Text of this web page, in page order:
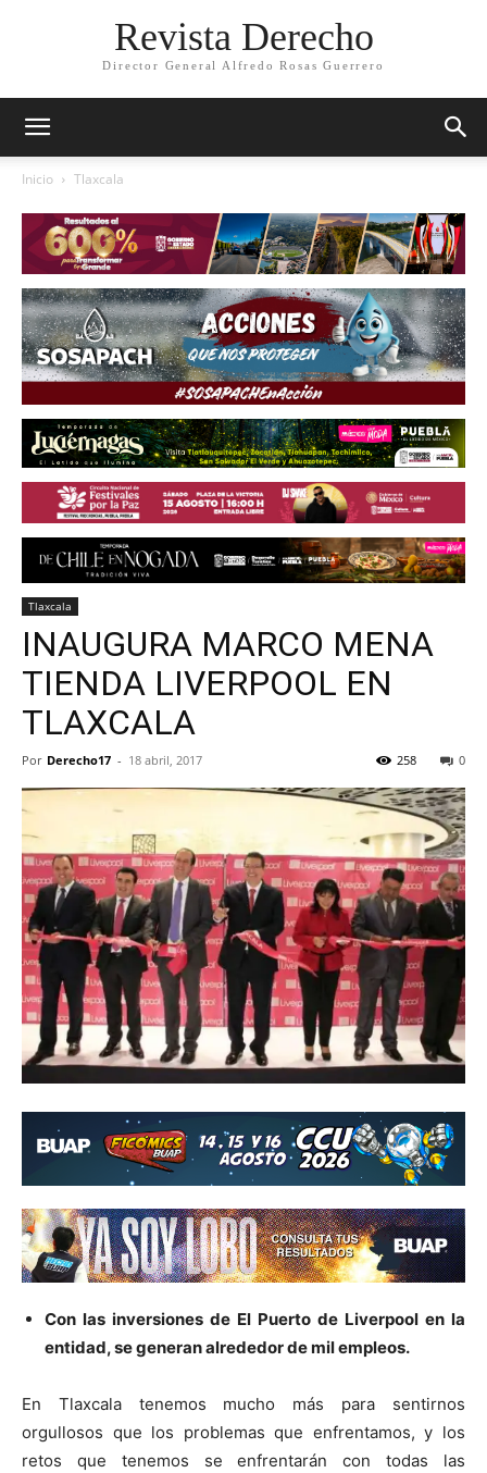
Revista Derecho
Director General Alfredo Rosas Guerrero
Inicio Tlaxcala
Tlaxcala
INAUGURA MARCO MENA
TIENDA LIVERPOOL EN
TLAXCALA
Por Derecho17 - 18 abril, 2017 0
258
Con las inversiones de El Puerto de Liverpool en la
entidad, se generan alrededor de mil empleos.
En Tlaxcala tenemos mucho más para sentirnos
orgullosos que los problemas que enfrentamos, y los
retos que tenemos se enfrentarán con todas las